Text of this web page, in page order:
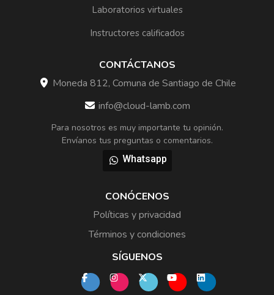
Laboratorios virtuales
Instructores calificados
CONTÁCTANOS
Moneda 812, Comuna de Santiago de Chile
info@cloud-lamb.com
Para nosotros es muy importante tu opinión.
Envíanos tus preguntas o comentarios.
Whatsapp
CONÓCENOS
Políticas y privacidad
Términos y condiciones
SÍGUENOS